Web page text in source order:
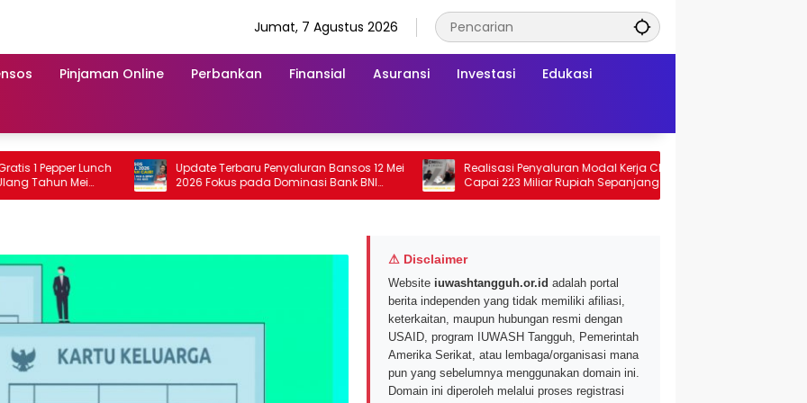
Jumat, 7 Agustus 2026
Pinjaman Online Perbankan Finansial Asuransi Investasi Edukasi
Pepper Lunch
Mei
Update Terbaru Penyaluran Bansos 12 Mei
2026 Fokus pada Dominasi Bank BNI
serta Struk BRI
Realisasi Penyaluran Modal Kerja CNAF
Capai 223 Miliar Rupiah Sepanjang Maret
2026 Ini
⚠ Disclaimer
Website iuwashtangguh.or.id adalah portal
berita independen yang tidak memiliki afiliasi,
keterkaitan, maupun hubungan resmi dengan
USAID, program IUWASH Tangguh, Pemerintah
Amerika Serikat, atau lembaga/organisasi mana
pun yang sebelumnya menggunakan domain ini.
Domain ini diperoleh melalui proses registrasi